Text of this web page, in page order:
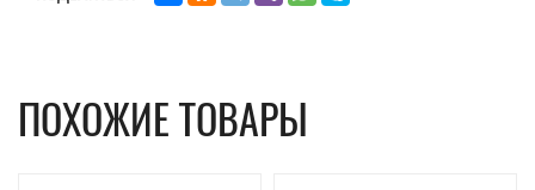
ПОХОЖИЕ ТОВАРЫ